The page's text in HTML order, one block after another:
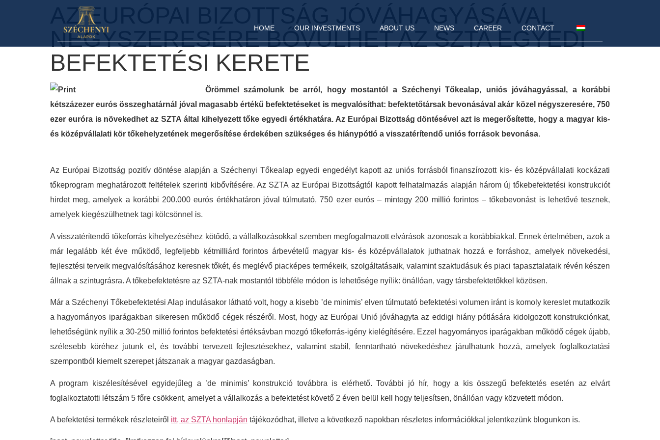
HOME OUR INVESTMENTS ABOUT US NEWS CAREER CONTACT
AZ EURÓPAI BIZOTTSÁG JÓVÁHAGYÁSÁVAL
NÉGYSZERESÉRE BŐVÜLHET AZ SZTA EGYEDI
BEFEKTETÉSI KERETE
Örömmel számolunk be arról, hogy mostantól a Széchenyi Tőkealap, uniós jóváhagyással, a korábbi
kétszázezer eurós összeghatárnál jóval magasabb értékű befektetéseket is megvalósíthat: befektetőtársak bevonásával akár közel négyszeresére, 750
ezer euróra is növekedhet az SZTA által kihelyezett tőke egyedi értékhatára. Az Európai Bizottság döntésével azt is megerősítette, hogy a magyar kis-
és középvállalati kör tőkehelyzetének megerősítése érdekében szükséges és hiánypótló a visszatérítendő uniós források bevonása.
Az Európai Bizottság pozitív döntése alapján a Széchenyi Tőkealap egyedi engedélyt kapott az uniós forrásból finanszírozott kis- és középvállalati kockázati
tőkeprogram meghatározott feltételek szerinti kibővítésére. Az SZTA az Európai Bizottságtól kapott felhatalmazás alapján három új tőkebefektetési konstrukciót
hirdet meg, amelyek a korábbi 200.000 eurós értékhatáron jóval túlmutató, 750 ezer eurós – mintegy 200 millió forintos – tőkebevonást is lehetővé tesznek,
amelyek kiegészülhetnek tagi kölcsönnel is.
A visszatérítendő tőkeforrás kihelyezéséhez kötődő, a vállalkozásokkal szemben megfogalmazott elvárások azonosak a korábbiakkal. Ennek értelmében, azok a
már legalább két éve működő, legfeljebb kétmilliárd forintos árbevételű magyar kis- és középvállalatok juthatnak hozzá e forráshoz, amelyek növekedési,
fejlesztési terveik megvalósításához keresnek tőkét, és meglévő piacképes termékeik, szolgáltatásaik, valamint szaktudásuk és piaci tapasztalataik révén készen
állnak a szintugrásra. A tőkebefektetésre az SZTA-nak mostantól többféle módon is lehetősége nyílik: önállóan, vagy társbefektetőkkel közösen.
Már a Széchenyi Tőkebefektetési Alap indulásakor látható volt, hogy a kisebb ’de minimis’ elven túlmutató befektetési volumen iránt is komoly kereslet mutatkozik
a hagyományos iparágakban sikeresen működő cégek részéről. Most, hogy az Európai Unió jóváhagyta az eddigi hiány pótlására kidolgozott konstrukciónkat,
lehetőségünk nyílik a 30-250 millió forintos befektetési értéksávban mozgó tőkeforrás-igény kielégítésére. Ezzel hagyományos iparágakban működő cégek újabb,
szélesebb köréhez jutunk el, és további tervezett fejlesztésekhez, valamint stabil, fenntartható növekedéshez járulhatunk hozzá, amelyek foglalkoztatási
szempontból kiemelt szerepet játszanak a magyar gazdaságban.
A program kiszélesítésével egyidejűleg a ’de minimis’ konstrukció továbbra is elérhető. További jó hír, hogy a kis összegű befektetés esetén az elvárt
foglalkoztatotti létszám 5 főre csökkent, amelyet a vállalkozás a befektetést követő 2 éven belül kell hogy teljesítsen, önállóan vagy közvetett módon.
A befektetési termékek részleteiről itt, az SZTA honlapján tájékozódhat, illetve a következő napokban részletes információkkal jelentkezünk blogunkon is.